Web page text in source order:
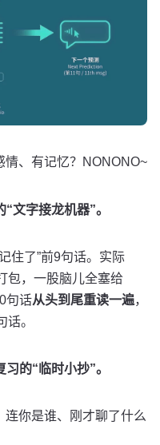
情、有记忆？NONONO~
文字接龙机器”。
住了”前9句话。实际
包，一股脑儿全塞给
句话从头到尾重读一遍，
。
的“临时小抄”。
你是谁、刚才聊了什么